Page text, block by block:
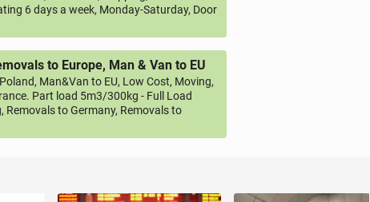
6 days a week, Monday-Saturday, Door
to Europe, Man & Van to EU
Man&Van to EU, Low Cost, Moving,
Part load 5m3/300kg - Full Load
Removals to Germany, Removals to